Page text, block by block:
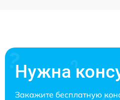
Нужна
Закажите бесплатную